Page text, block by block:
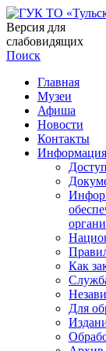
Версия для
слабовидящих
Поиск
Главная
Музеи
Афиша
Новости
Контакты
Информация
Как
Для